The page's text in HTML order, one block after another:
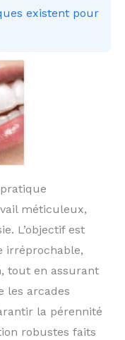
existent pour
méticuleux,
L’objectif est
irréprochable,
tout en assurant
les arcades
la pérennité
robustes faits